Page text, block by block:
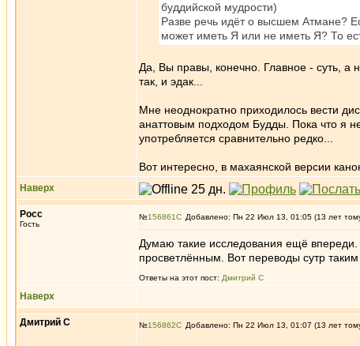
буддийской мудрости)
Разве речь идёт о высшем Атмане?
может иметь Я или не иметь Я? То
Да, Вы правы, конечно. Главное - суть, а
так, и эдак...
Мне неоднократно приходилось вести
анаттовым подходом Будды. Пока что я
употребляется сравнительно редко...
Вот интересно, в махаянской версии
Наверх
Росс
Гость
№156861 Добавлено: Пн 22 Июл 13, 01:05 (13 лет
Думаю такие исследования ещё впереди.
просветлённым. Вот переводы сутр
Ответы на этот пост: Дмитрий С
Наверх
Дмитрий С №156862 Добавлено: Пн 22 Июл 13, 01:07 (13 лет